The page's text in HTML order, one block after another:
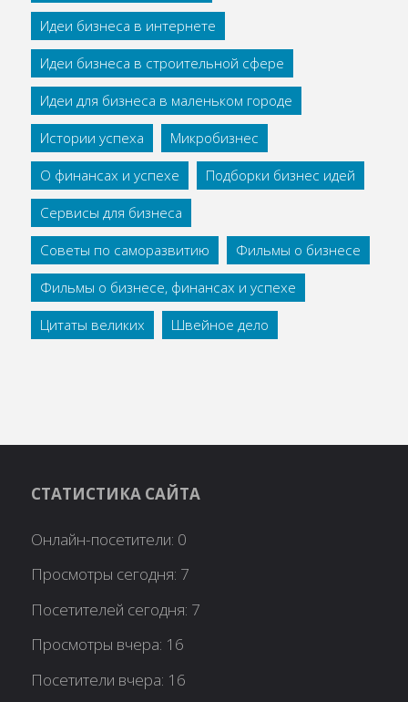
Идеи бизнеса в интернете
Идеи бизнеса в строительной сфере
Идеи для бизнеса в маленьком городе
Истории успеха
Микробизнес
О финансах и успехе
Подборки бизнес идей
Сервисы для бизнеса
Советы по саморазвитию
Фильмы о бизнесе
Фильмы о бизнесе, финансах и успехе
Цитаты великих
Швейное дело
СТАТИСТИКА САЙТА
Онлайн-посетители: 0
Просмотры сегодня: 7
Посетителей сегодня: 7
Просмотры вчера: 16
Посетители вчера: 16